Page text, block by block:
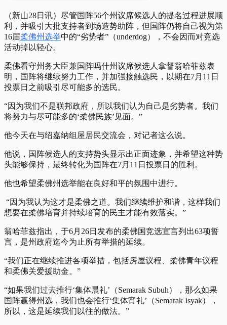
（新山28日讯）尽管国阵56个州议席候选人的提名过程进展顺
利，并吸引大批支持者到场造势助阵，但国阵仍将自己视为第
16届柔佛州选举中的“劣势者”（underdog），不会因而对竞选
活动掉以轻心。
柔佛看守州务大臣兼国阵吗什州议席候选人拿督翁哈菲兹表
明，国阵将继续努力工作，并加强接触选民，以期在7月11日
投票日之前吸引尽可能多的选民。
“因为我们不是联邦政府，所以我们认为自己是劣势者。我们
将努力与尽可能多的‘柔佛民族’见面。”
他今天在与绍嘉纳组屋居民交流会，对记者这么说。
他说，国阵候选人的支持势头显示出正面迹象，并希望这种势
头能够保持，最终转化为国阵在7月11日投票日的胜利。
他也希望柔佛州选举能在良好和平的氛围中进行。
“因为我认为这才是柔佛之道。我们继续维护和谐，这样我们
想要在柔佛培育并持续培育的民主才能有效落实。”
翁哈菲兹指出，于6月26日发布的柔佛国竞选宣言列出63项誓
言，是州政府迄今为止所有举措的延续。
“我们正在继续推进各项举措，包括房屋议程、柔佛青年议程
和柔佛关爱援助金。”
“如果我们过去推行‘集体晨礼’（Semarak Subuh），那么如果
国阵赢得州选，我们也会推行‘集体宵礼’（Semarak Isyak），
所以，这是延续我们以往的做法。”